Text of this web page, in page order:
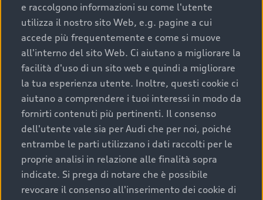
uno stato migliore del veicolo e a una maggiore
durata nel tempo;
cronologia dei tagliandi: una documentazione
completa della vettura certifica una manutenzione
costante e accurata;
condizioni della carrozzeria e degli interni: una
buona conservazione evidenzia cura e attenzione del
precedente proprietario;
efficienza meccanica: motore, trasmissione e
componenti principali in ottimo stato garantiscono
prestazioni affidabili e sicure.
e raccolgono informazioni su come l'utente
utilizza il nostro sito Web, e.g. pagine a cui
accede più frequentemente e come si muove
all'interno del sito Web. Ci aiutano a migliorare la
facilità d'uso di un sito web e quindi a migliorare
la tua esperienza utente. Inoltre, questi cookie ci
aiutano a comprendere i tuoi interessi in modo da
fornirti contenuti più pertinenti. Il consenso
dell'utente vale sia per Audi che per noi, poiché
entrambe le parti utilizzano i dati raccolti per le
proprie analisi in relazione alle finalità sopra
indicate. Si prega di notare che è possibile
revocare il consenso all'inserimento dei cookie di